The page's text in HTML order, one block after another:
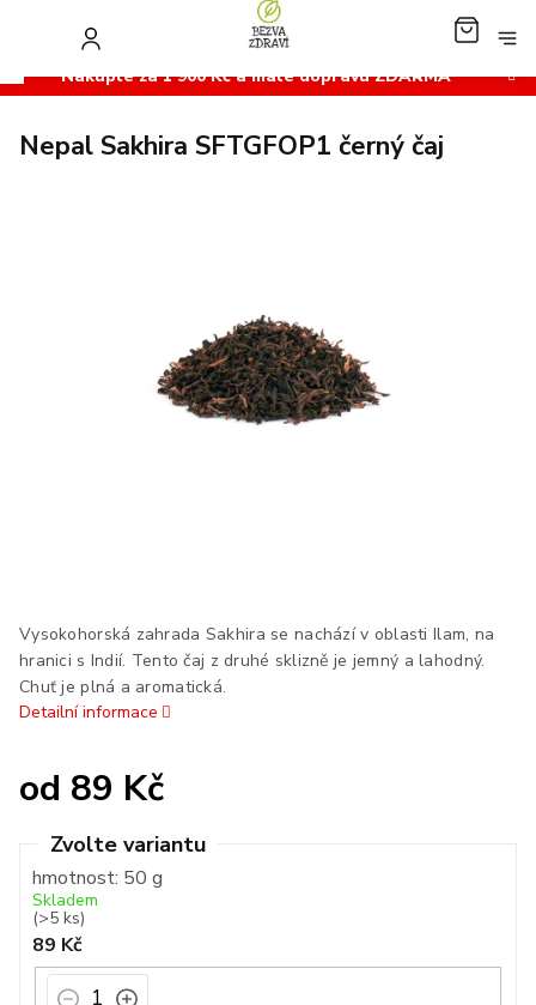
Nakupte za 1 900 Kč a máte dopravu ZDARMA
KOŠÍK
Nepal Sakhira SFTGFOP1 černý čaj
Vysokohorská zahrada Sakhira se nachází v oblasti Ilam, na
hranici s Indií. Tento čaj z druhé sklizně je jemný a lahodný.
Chuť je plná a aromatická.
Detailní informace
od 89 Kč
cena:
hmotnost: 50 g
Skladem
(>5 ks)
89 Kč